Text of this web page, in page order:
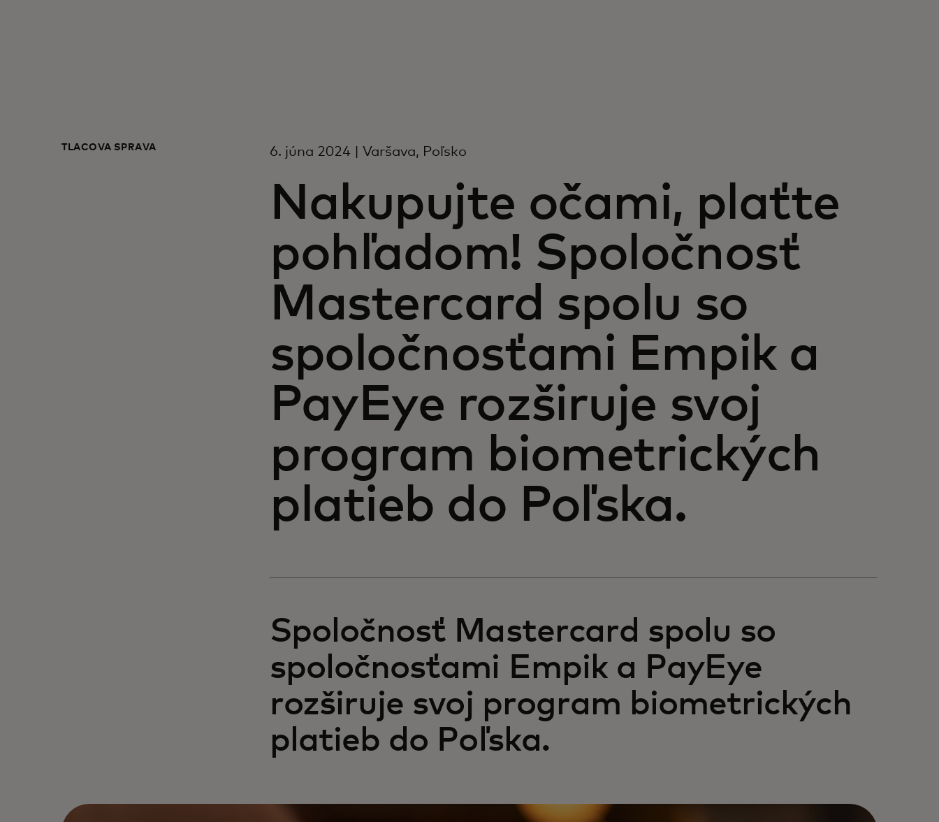
TLAČOVÁ SPRÁVA 6. júna 2024 | Varšava, Poľsko
Nakupujte očami, plaťte
pohľadom! Spoločnosť
Mastercard spolu so
spoločnosťami Empik a
PayEye rozširuje svoj
program biometrických
platieb do Poľska.
Spoločnosť Mastercard spolu so
spoločnosťami Empik a PayEye
rozširuje svoj program biometrických
platieb do Poľska.